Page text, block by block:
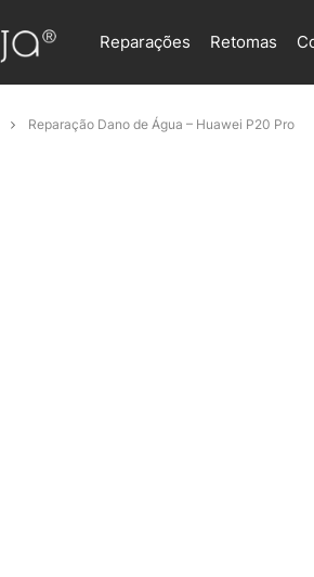
Reparações Retomas
Reparação Dano de Água – Huawei P20 Pro